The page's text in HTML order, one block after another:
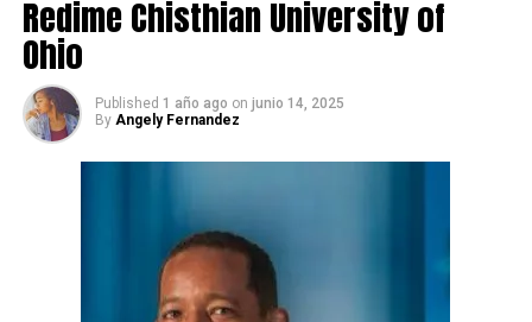
Redime Chisthian University of
Ohio
Published 1 año ago on junio 14, 2025
By Angely Fernandez